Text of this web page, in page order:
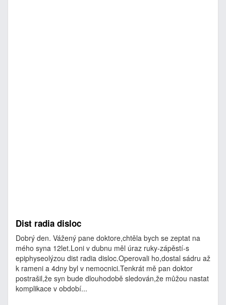
Dist radia disloc
Dobrý den. Vážený pane doktore,chtěla bych se zeptat na
mého syna 12let.Loni v dubnu měl úraz ruky-zápěstí-s
epiphyseolýzou dist radia disloc.Operovali ho,dostal sádru až
k rameni a 4dny byl v nemocnici.Tenkrát mě pan doktor
postrašil,že syn bude dlouhodobě sledován,že můžou nastat
komplikace v období...